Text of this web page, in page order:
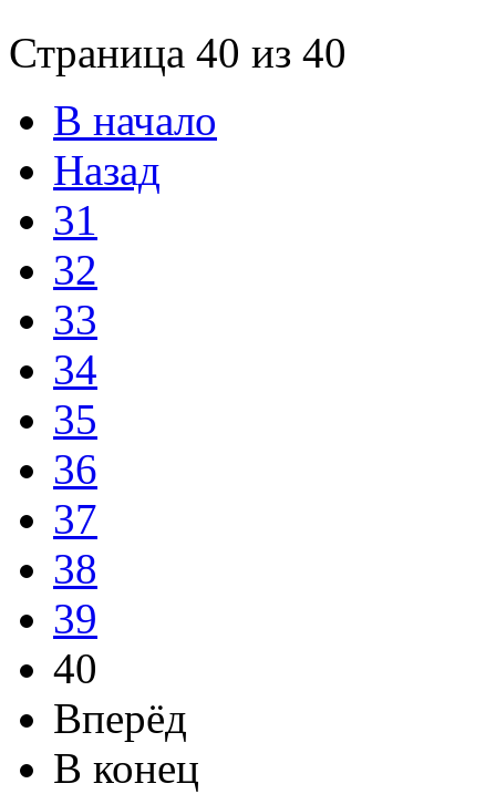
Страница 40 из 40
В начало
Назад
31
32
33
34
35
36
37
38
39
40
Вперёд
В конец